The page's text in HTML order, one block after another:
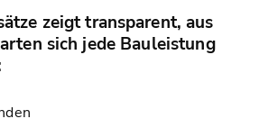
zeigt transparent, aus
sich jede Bauleistung